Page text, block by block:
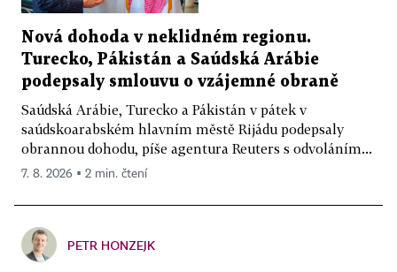
Nová dohoda v neklidném regionu.
Turecko, Pákistán a Saúdská Arábie
podepsaly smlouvu o vzájemné obraně
Saúdská Arábie, Turecko a Pákistán v pátek v
saúdskoarabském hlavním městě Rijádu podepsaly
obrannou dohodu, píše agentura Reuters s odvoláním...
7. 8. 2026 ▪ 2 min. čtení
PETR HONZEJK